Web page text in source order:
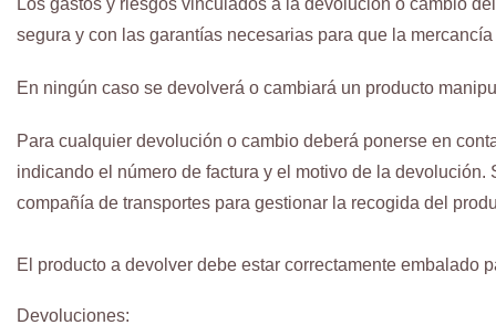
Los gastos y riesgos vinculados a la devolución o cambio
segura y con las garantías necesarias para que la
En ningún caso se devolverá o cambiará un producto
Para cualquier devolución o cambio deberá ponerse en
indicando el número de factura y el motivo de la
compañía de transportes para gestionar la recogida del
El producto a devolver debe estar correctamente embalado
Devoluciones: